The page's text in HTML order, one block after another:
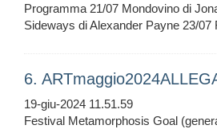
Programma 21/07 Mondovino di
Sideways di Alexander Payne 23/07
6.
19-giu-2024 11.51.59
Festival Metamorphosis Goal